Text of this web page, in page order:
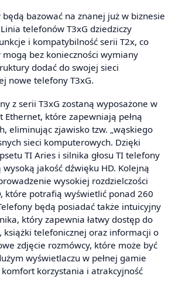
bazować na znanej już w biznesie
telefonów T3xG dziedziczy
i kompatybilność serii T2x, co
mogą bez konieczności wymiany
dodać do swojej sieci
nowe telefony T3xG.
z serii T3xG zostaną wyposażone w
Ethernet, które zapewniają pełną
eliminując zjawisko tzw. „wąskiego
sieci komputerowych. Dzięki
TI Aries i silnika głosu TI telefony
jakość dźwięku HD. Kolejną
wysokiej rozdzielczości
które potrafią wyświetlić ponad 260
będą posiadać także intuicyjny
który zapewnia łatwy dostęp do
książki telefonicznej oraz informacji o
zdjęcie rozmówcy, które może być
wyświetlaczu w pełnej gamie
korzystania i atrakcyjność